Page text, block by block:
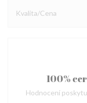
Kvalita/Cena
100%
Hodnocení